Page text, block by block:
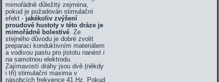
mimořádně důležitý zejména,
pokud je požadován stimulační
efekt - jakékoliv zvýšení
proudové hustoty v této dráze je
mimořádně bolestivé. Ze
stejného důvodu je dobré zvolit
preparaci konduktivním materiálem
a vodivou pastu pro jistotu nanést i
na samotnou elektrodu.
Zajímavostí dráhy jsou dvě (někdy
i tři) stimulační maxima v
násobcích frekvence 41 Hz. Pokud